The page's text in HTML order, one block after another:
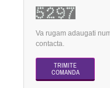
Va rugam adaugati
contacta.